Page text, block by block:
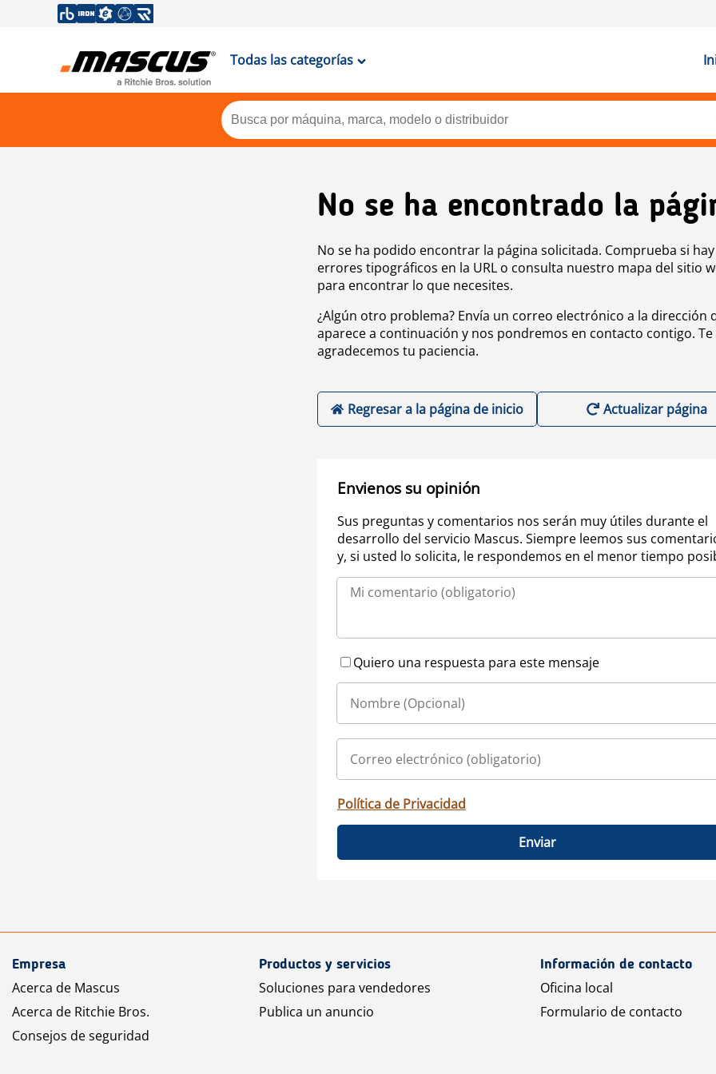
Todas las categorías
No se ha encontrado la
No se ha podido encontrar la página solicitada. Comprueba si hay
errores tipográficos en la URL o consulta nuestro mapa del sitio
para encontrar lo que necesites.
¿Algún otro problema? Envía un correo electrónico a la dirección
aparece a continuación y nos pondremos en contacto contigo. Te
agradecemos tu paciencia.
Regresar a la página de inicio Actualizar página
Envienos su opinión
Sus preguntas y comentarios nos serán muy útiles durante el
desarrollo del servicio Mascus. Siempre leemos sus
y, si usted lo solicita, le respondemos en el menor tiempo
Quiero una respuesta para este mensaje
Política de Privacidad
Enviar
Empresa
Acerca de Mascus
Acerca de Ritchie Bros.
Consejos de seguridad
Productos y servicios
Soluciones para vendedores
Publica un anuncio
Información de contacto
Oficina local
Formulario de contacto